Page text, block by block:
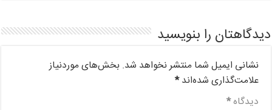
دیدگاهتان را بنویسید
نشانی ایمیل شما منتشر نخواهد شد. بخش‌های موردنیاز
علامت‌گذاری شده‌اند*
دیدگاه*